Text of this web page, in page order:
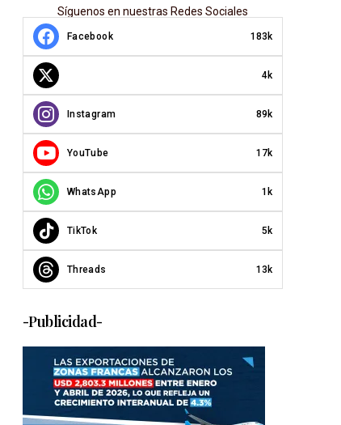
Síguenos en nuestras Redes Sociales
Facebook 183k
4k
Instagram 89k
YouTube 17k
WhatsApp 1k
TikTok 5k
Threads 13k
-Publicidad-